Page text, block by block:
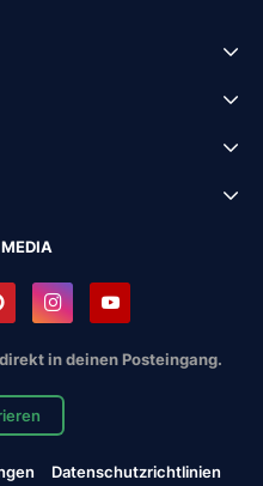
in deinen Posteingang.
Datenschutzrichtlinien